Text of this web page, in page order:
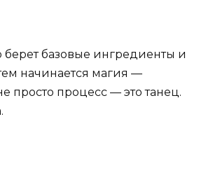
берет базовые ингредиенты и
начинается магия —
просто процесс — это танец.